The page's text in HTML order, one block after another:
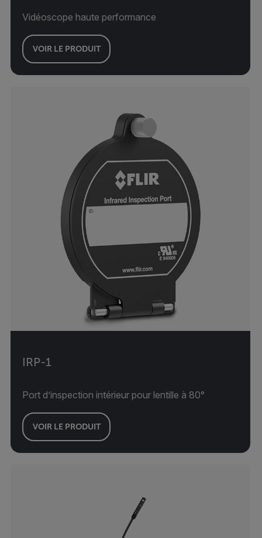
Vidéoscope haute performance
VOIR LE PRODUIT
IRP-1
Port d’inspection intérieur pour lentille à 80°
VOIR LE PRODUIT